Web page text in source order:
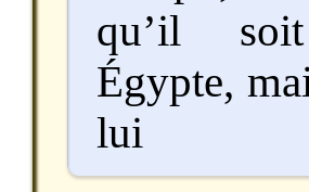
qu’il
Égypte,
lui